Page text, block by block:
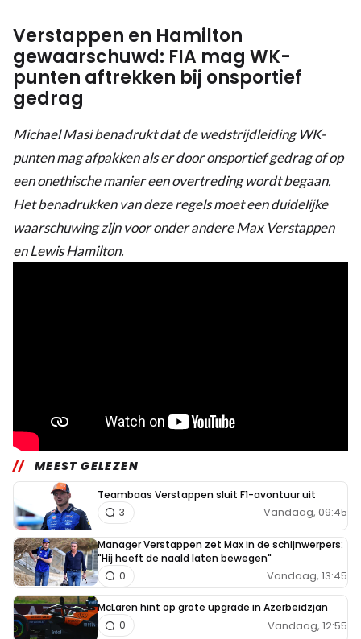
Verstappen en Hamilton
gewaarschuwd: FIA mag WK-
punten aftrekken bij onsportief
gedrag
Michael Masi benadrukt dat de wedstrijdleiding WK-
punten mag afpakken als er door onsportief gedrag of op
een onethische manier een overtreding wordt begaan.
Het benadrukken van deze regels moet een duidelijke
waarschuwing zijn voor onder andere Max Verstappen
en Lewis Hamilton.
MEEST GELEZEN
Teambaas Verstappen sluit F1-avontuur uit
Vandaag, 09:45
3
Manager Verstappen zet Max in de schijnwerpers:
"Hij heeft de naald laten bewegen"
Vandaag, 13:45
0
McLaren hint op grote upgrade in Azerbeidzjan
Vandaag, 12:55
0